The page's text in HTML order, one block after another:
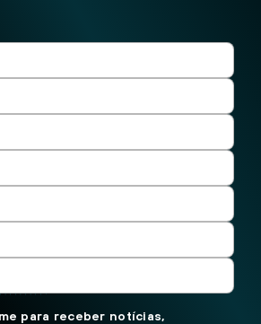
para receber notícias,